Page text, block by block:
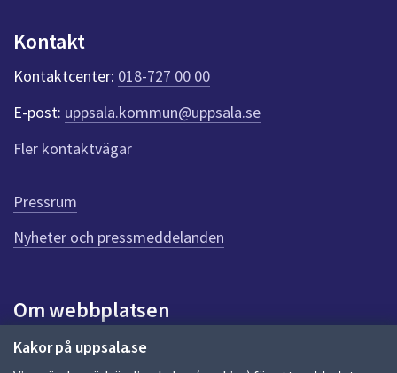
Kakor på uppsala.se
k
t
e
r
f
ö
r
e
n
n
a
d
a
Kontakt
Kontaktcenter: 018-727 00 00
E-post: uppsala.kommun@uppsala.se
Fler kontaktvägar
Pressrum
Nyheter och pressmeddelanden
Om webbplatsen
Om webbplatsen